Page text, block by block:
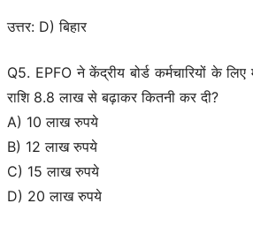
उत्तर: D) बिहार
Q5. EPFO ने केंद्रीय बोर्ड कर्मचारियों के
राशि 8.8 लाख से बढ़ाकर कितनी कर दी?
A) 10 लाख रुपये
B) 12 लाख रुपये
C) 15 लाख रुपये
D) 20 लाख रुपये